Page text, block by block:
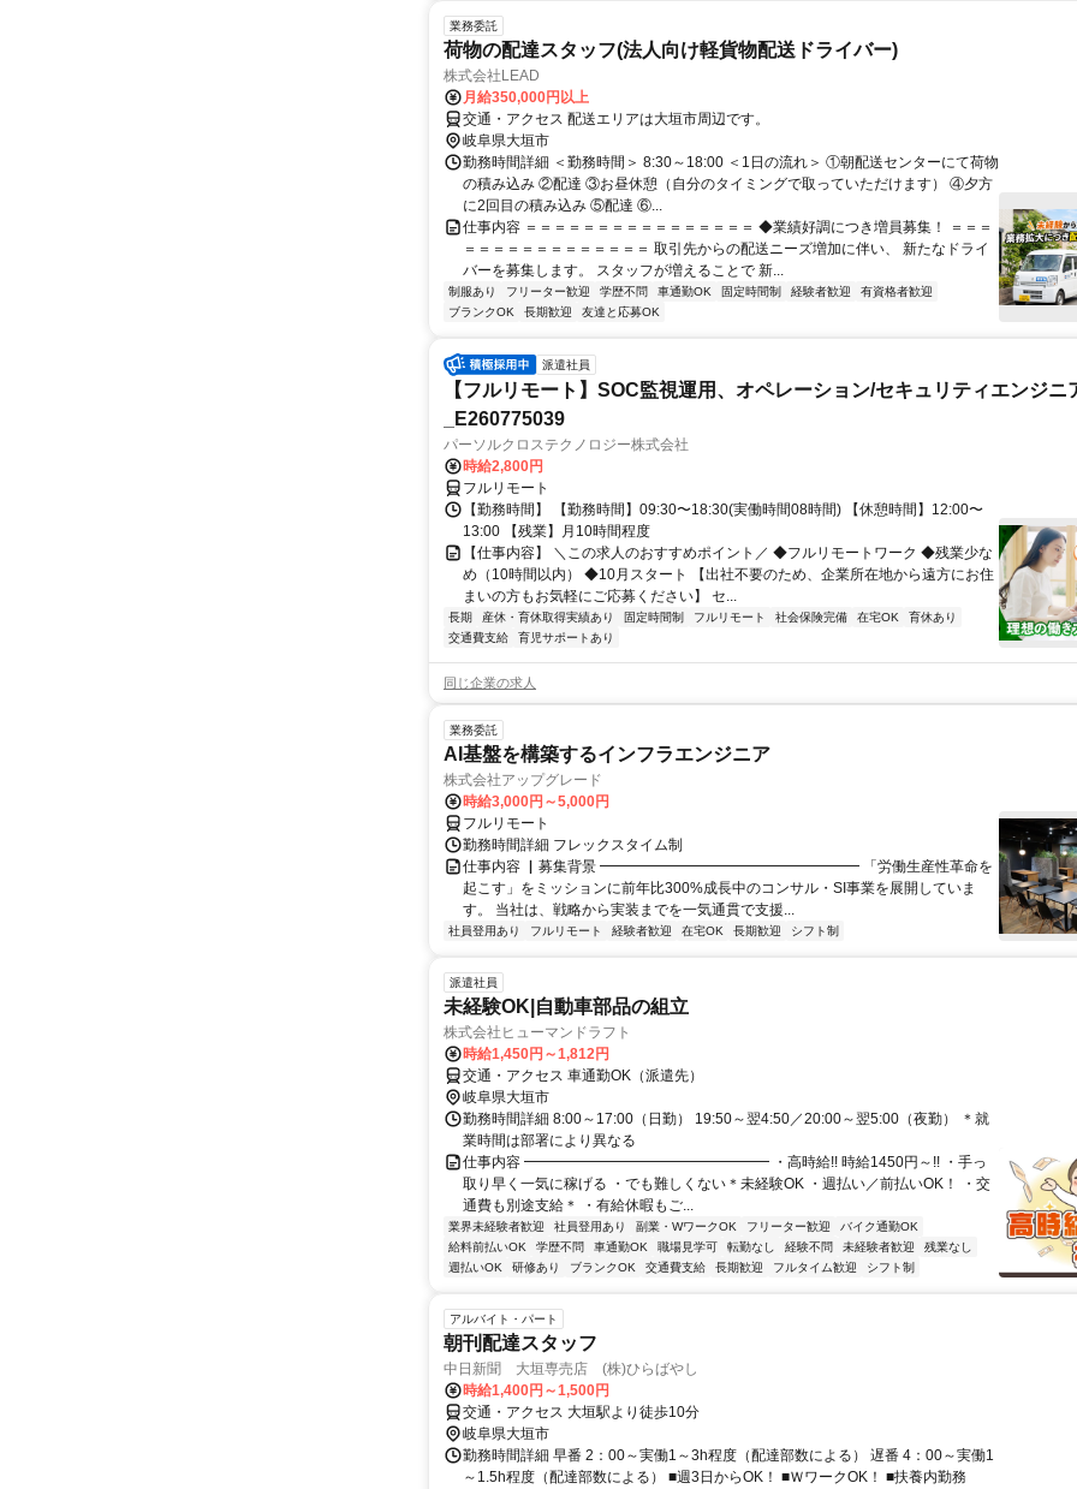
業務委託
荷物の配達スタッフ(法人向け軽貨物配送ドライバー)
株式会社LEAD
月給350,000円以上
交通・アクセス 配送エリアは大垣市周辺です。
岐阜県大垣市
勤務時間詳細 ＜勤務時間＞ 8:30～18:00 ＜1日の流れ＞ ①朝配送センターにて荷物
の積み込み ②配達 ③お昼休憩（自分のタイミングで取っていただけます） ④夕方
に2回目の積み込み ⑤配達 ⑥...
仕事内容 ＝＝＝＝＝＝＝＝＝＝＝＝＝＝＝＝ ◆業績好調につき増員募集！ ＝＝＝
＝＝＝＝＝＝＝＝＝＝＝＝＝ 取引先からの配送ニーズ増加に伴い、 新たなドライ
バーを募集します。 スタッフが増えることで 新...
制服あり フリーター歓迎 学歴不問 車通勤OK 固定時間制 経験者歓迎
有資格者歓迎
ブランクOK
長期歓迎 友達と応募OK
派遣社員
【フルリモート】SOC監視運用、オペレーション/セキュリティエンジニ
_E260775039
パーソルクロステクノロジー株式会社
時給2,800円
フルリモート
【勤務時間】 【勤務時間】09:30〜18:30(実働時間08時間) 【休憩時間】12:00〜
13:00 【残業】月10時間程度
【仕事内容】 ＼この求人のおすすめポイント／ ◆フルリモートワーク ◆残業少な
め（10時間以内） ◆10月スタート 【出社不要のため、企業所在地から遠方にお住
まいの方もお気軽にご応募ください】 セ...
長期 産休・育休取得実績あり 固定時間制 フルリモート 社会保険完備 在宅OK
育休あり
交通費支給
育児サポートあり
同じ企業の求人
業務委託
AI基盤を構築するインフラエンジニア
株式会社アップグレード
時給3,000円～5,000円
フルリモート
勤務時間詳細 フレックスタイム制
仕事内容 ▏募集背景 ━━━━━━━━━━━━━━━━━━ 「労働生産性革命を
起こす」をミッションに前年比300%成長中のコンサル・SI事業を展開していま
す。 当社は、戦略から実装までを一気通貫で支援...
社員登用あり フルリモート 経験者歓迎 在宅OK 長期歓迎 シフト制
派遣社員
未経験OK|自動車部品の組立
株式会社ヒューマンドラフト
時給1,450円～1,812円
交通・アクセス 車通勤OK（派遣先）
岐阜県大垣市
勤務時間詳細 8:00～17:00（日勤） 19:50～翌4:50／20:00～翌5:00（夜勤） ＊就
業時間は部署により異なる
仕事内容 ━━━━━━━━━━━━━━━━━ ・高時給!! 時給1450円～!! ・手っ
取り早く一気に稼げる ・でも難しくない＊未経験OK ・週払い／前払いOK！ ・交
通費も別途支給＊ ・有給休暇もご...
業界未経験者歓迎 社員登用あり 副業・WワークOK フリーター歓迎
バイク通勤OK
給料前払いOK
学歴不問 車通勤OK 職場見学可 転勤なし 経験不問 未経験者歓迎
残業なし
週払いOK
研修あり ブランクOK 交通費支給 長期歓迎 フルタイム歓迎 シフト制
アルバイト・パート
朝刊配達スタッフ
中日新聞 大垣専売店 (株)ひらばやし
時給1,400円～1,500円
交通・アクセス 大垣駅より徒歩10分
岐阜県大垣市
勤務時間詳細 早番 2：00～実働1～3h程度（配達部数による） 遅番 4：00～実働1
～1.5h程度（配達部数による） ■週3日からOK！ ■ＷワークOK！ ■扶養内勤務